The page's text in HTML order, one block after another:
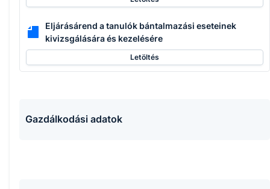
Eljárásárend a tanulók bántalmazási eseteinek
kivizsgálására és kezelésére
Letöltés
Gazdálkodási adatok